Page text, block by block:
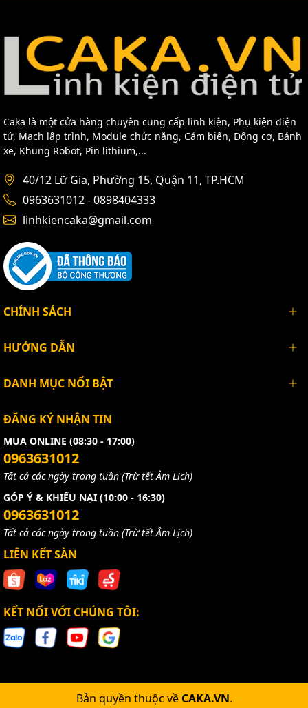
Caka là một cửa hàng chuyên cung cấp linh kiện, Phụ kiện điện
tử, Mạch lập trình, Module chức năng, Cảm biến, Động cơ, Bánh
xe, Khung Robot, Pin lithium,...
40/12 Lữ Gia, Phường 15, Quận 11, TP.HCM
0963631012 - 0898404333
linhkiencaka@gmail.com
CHÍNH SÁCH
HƯỚNG DẪN
DANH MỤC NỔI BẬT
ĐĂNG KÝ NHẬN TIN
MUA ONLINE (08:30 - 17:00)
0963631012
Tất cả các ngày trong tuần (Trừ tết Âm Lịch)
GÓP Ý & KHIẾU NẠI (10:00 - 16:30)
0963631012
Tất cả các ngày trong tuần (Trừ tết Âm Lịch)
LIÊN KẾT SÀN
KẾT NỐI VỚI CHÚNG TÔI:
Bản quyền thuộc về CAKA.VN.